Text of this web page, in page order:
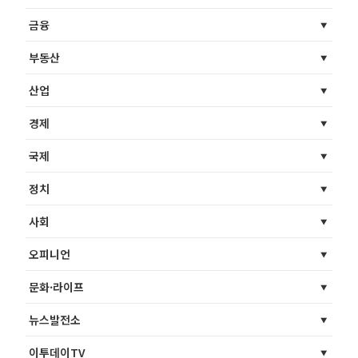
금융
부동산
산업
경제
국제
정치
사회
오피니언
문화·라이프
뉴스발전소
이투데이TV